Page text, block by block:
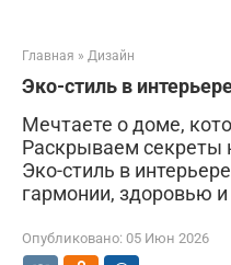
Главная » Дизайн
Эко-стиль в
Мечтаете о доме,
Раскрываем секреты
Эко-стиль в
гармонии, здоровью
Опубликовано: 05 Июн 2026